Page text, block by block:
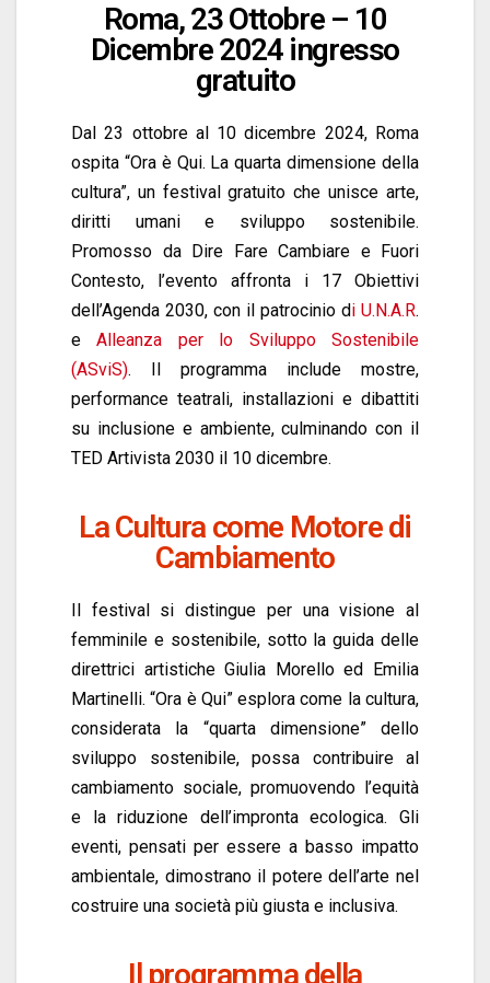
Roma, 23 Ottobre – 10
Dicembre 2024 ingresso
gratuito
Dal 23 ottobre al 10 dicembre 2024, Roma
ospita “Ora è Qui. La quarta dimensione della
cultura”, un festival gratuito che unisce arte,
diritti umani e sviluppo sostenibile.
Promosso da Dire Fare Cambiare e Fuori
Contesto, l’evento affronta i 17 Obiettivi
dell’Agenda 2030, con il patrocinio di U.N.A.R.
eAlleanza per lo Sviluppo Sostenibile
(ASviS). Il programma include mostre,
performance teatrali, installazioni e dibattiti
su inclusione e ambiente, culminando con il
TED Artivista 2030 il 10 dicembre.
La Cultura come Motore di
Cambiamento
Il festival si distingue per una visione al
femminile e sostenibile, sotto la guida delle
direttrici artistiche Giulia Morello ed Emilia
Martinelli. “Ora è Qui” esplora come la cultura,
considerata la “quarta dimensione” dello
sviluppo sostenibile, possa contribuire al
cambiamento sociale, promuovendo l’equità
e la riduzione dell’impronta ecologica. Gli
eventi, pensati per essere a basso impatto
ambientale, dimostrano il potere dell’arte nel
costruire una società più giusta e inclusiva.
Il programma della